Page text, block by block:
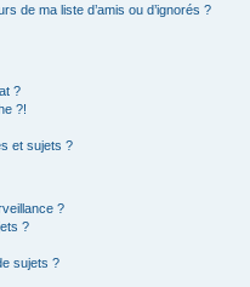
de ma liste d’amis ou d’ignorés ?
?
?!
et sujets ?
?
?
sujets ?